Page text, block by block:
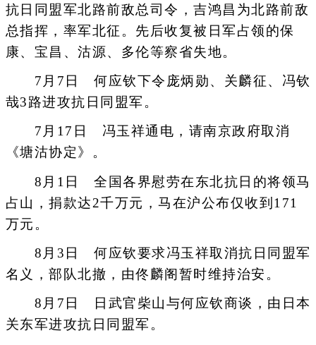
抗日同盟军北路前敌总司令，吉鸿昌为北路前敌
总指挥，率军北征。先后收复被日军占领的保
康、宝昌、沽源、多伦等察省失地。
7月7日 何应钦下令庞炳勋、关麟征、冯钦
哉3路进攻抗日同盟军。
7月17日 冯玉祥通电，请南京政府取消
《塘沽协定》。
8月1日 全国各界慰劳在东北抗日的将领马
占山，捐款达2千万元，马在沪公布仅收到171
万元。
8月3日 何应钦要求冯玉祥取消抗日同盟军
名义，部队北撤，由佟麟阁暂时维持治安。
8月7日 日武官柴山与何应钦商谈，由日本
关东军进攻抗日同盟军。